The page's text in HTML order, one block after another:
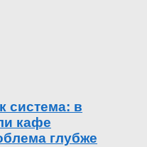
система: в
кафе
глубже